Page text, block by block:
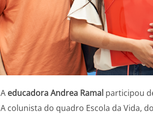
A educadora Andrea Ramal participou
A colunista do quadro Escola da Vida,